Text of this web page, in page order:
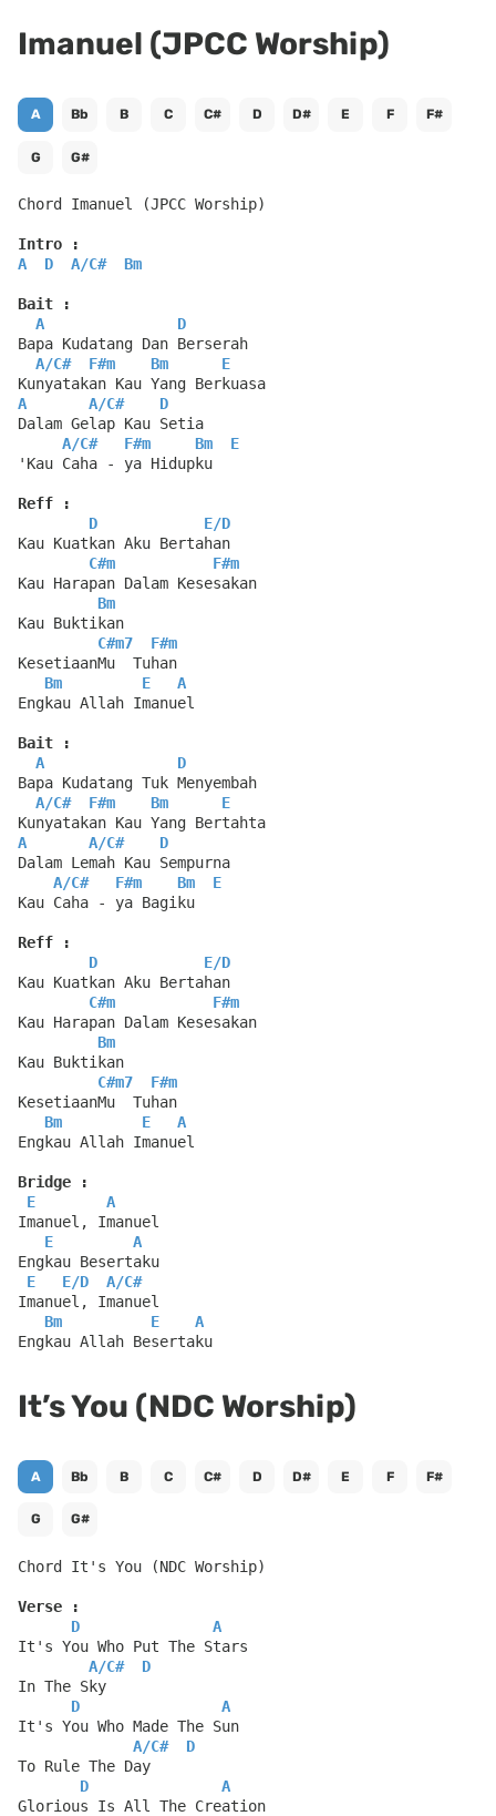
Imanuel (JPCC Worship)
A Bb B C C# D D# E F F#
G G#
Chord Imanuel (JPCC Worship)
Intro :
A
D A/C# Bm
Bait :
A
D
Bapa Kudatang Dan Berserah
A/C# F#m Bm
E
Kunyatakan Kau Yang Berkuasa
A
A/C#
D
Dalam Gelap Kau Setia
A/C# F#m Bm
E
'Kau Caha - ya Hidupku
Reff :
D
E/D
Kau Kuatkan Aku Bertahan
C#m
F#m
Kau Harapan Dalam Kesesakan
Bm
Kau Buktikan
C#m7
F#m
KesetiaanMu  Tuhan
Bm
E
A
Engkau Allah Imanuel
Bait :
A
D
Bapa Kudatang Tuk Menyembah
A/C# F#m Bm
E
Kunyatakan Kau Yang Bertahta
A
A/C#
D
Dalam Lemah Kau Sempurna
A/C# F#m Bm
E
Kau Caha - ya Bagiku
Reff :
D
E/D
Kau Kuatkan Aku Bertahan
C#m
F#m
Kau Harapan Dalam Kesesakan
Bm
Kau Buktikan
C#m7
F#m
KesetiaanMu  Tuhan
Bm
E
A
Engkau Allah Imanuel
Bridge :
E
A
Imanuel, Imanuel
E
A
Engkau Besertaku
E
E/D A/C#
Imanuel, Imanuel
Bm
E
A
Engkau Allah Besertaku
It’s You (NDC Worship)
A Bb B C C# D D# E F F#
G G#
Chord It's You (NDC Worship)
Verse :
D
A
It's You Who Put The Stars
A/C#
D
In The Sky
D
A
It's You Who Made The Sun
A/C#
D
To Rule The Day
D
A
Glorious Is All The Creation